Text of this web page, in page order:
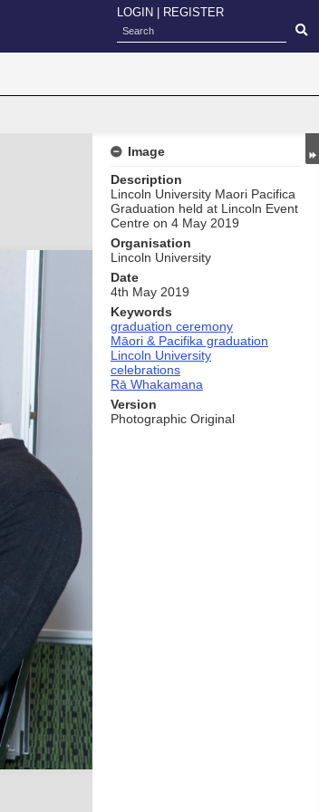
LOGIN REGISTER
Image
Description
Lincoln University Maori Pacifica
Graduation held at Lincoln Event
Centre on 4 May 2019
Organisation
Lincoln University
Date
4th May 2019
Keywords
graduation ceremony
Māori & Pacifika graduation
Lincoln University
celebrations
Rā Whakamana
Version
Photographic Original